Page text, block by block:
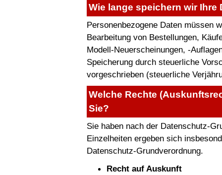
Wie lange speichern wir Ihre
Personenbezogene Daten müssen
Bearbeitung von Bestellungen,
Modell-Neuerscheinungen, -
Speicherung durch steuerliche
vorgeschrieben (steuerliche
Welche Rechte
Sie?
Sie haben nach der Datenschutz-
Einzelheiten ergeben sich
Datenschutz-Grundverordnung.
Recht auf Auskunft